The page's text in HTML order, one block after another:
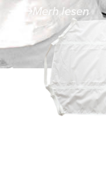
Merh lesen